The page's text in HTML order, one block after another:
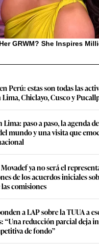
Perú: estas son todas las
Chiclayo, Cusco y
Lima: paso a paso, la agenda
mundo y una visita que
ya no será el
de los acuerdos iniciales
comisiones
a LAP sobre la TUUA a
“Una reducción parcial deja
de fondo”